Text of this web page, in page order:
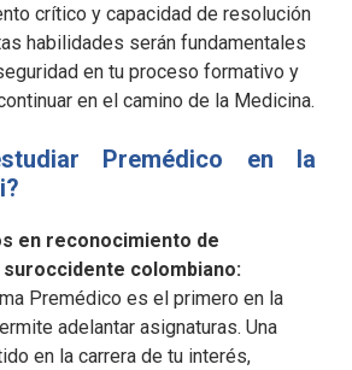
crítico y capacidad de resolución
habilidades serán fundamentales
en tu proceso formativo y
en el camino de la Medicina.
Premédico en la
en reconocimiento de
colombiano:
Premédico es el primero en la
adelantar asignaturas. Una
en la carrera de tu interés,